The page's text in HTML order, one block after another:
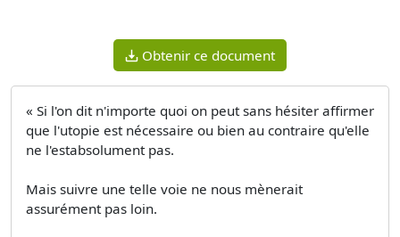
Obtenir ce document
« Si l'on dit n'importe quoi on peut sans hésiter affirmer
que l'utopie est nécessaire ou bien au contraire qu'elle
ne l'estabsolument pas.
Mais suivre une telle voie ne nous mènerait
assurément pas loin.